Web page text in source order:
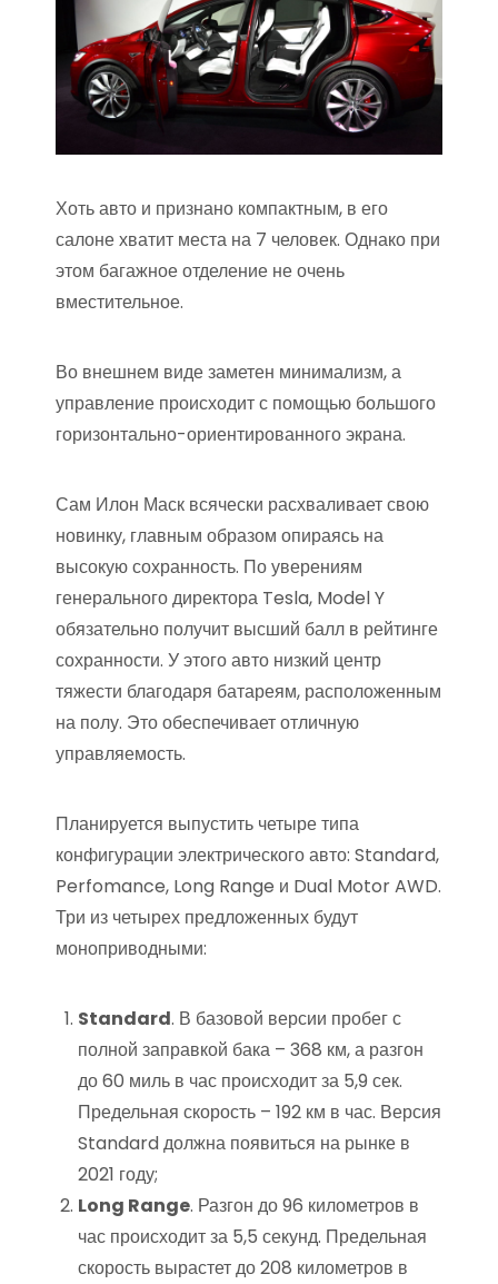
Хоть авто и признано компактным, в его
салоне хватит места на 7 человек. Однако при
этом багажное отделение не очень
вместительное.
Во внешнем виде заметен минимализм, а
управление происходит с помощью большого
горизонтально-ориентированного экрана.
Сам Илон Маск всячески расхваливает свою
новинку, главным образом опираясь на
высокую сохранность. По уверениям
генерального директора Tesla, Model Y
обязательно получит высший балл в рейтинге
сохранности. У этого авто низкий центр
тяжести благодаря батареям, расположенным
на полу. Это обеспечивает отличную
управляемость.
Планируется выпустить четыре типа
конфигурации электрического авто: Standard,
Perfomance, Long Range и Dual Motor AWD.
Три из четырех предложенных будут
моноприводными:
Standard. В базовой версии пробег с
полной заправкой бака – 368 км, а разгон
до 60 миль в час происходит за 5,9 сек.
Предельная скорость – 192 км в час. Версия
Standard должна появиться на рынке в
2021 году;
Long Range. Разгон до 96 километров в
час происходит за 5,5 секунд. Предельная
скорость вырастет до 208 километров в